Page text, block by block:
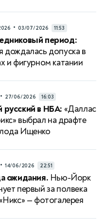
• 03/07/2026 11:53
период:
дождалась допуска в
и фигурном катании
• 27/06/2026 16:03
в НБА: «Даллас
выбрал на драфте
Ищенко
• 14/06/2026 22:51
ожидания. Нью-Йорк
первый за полвека
— фотогалерея